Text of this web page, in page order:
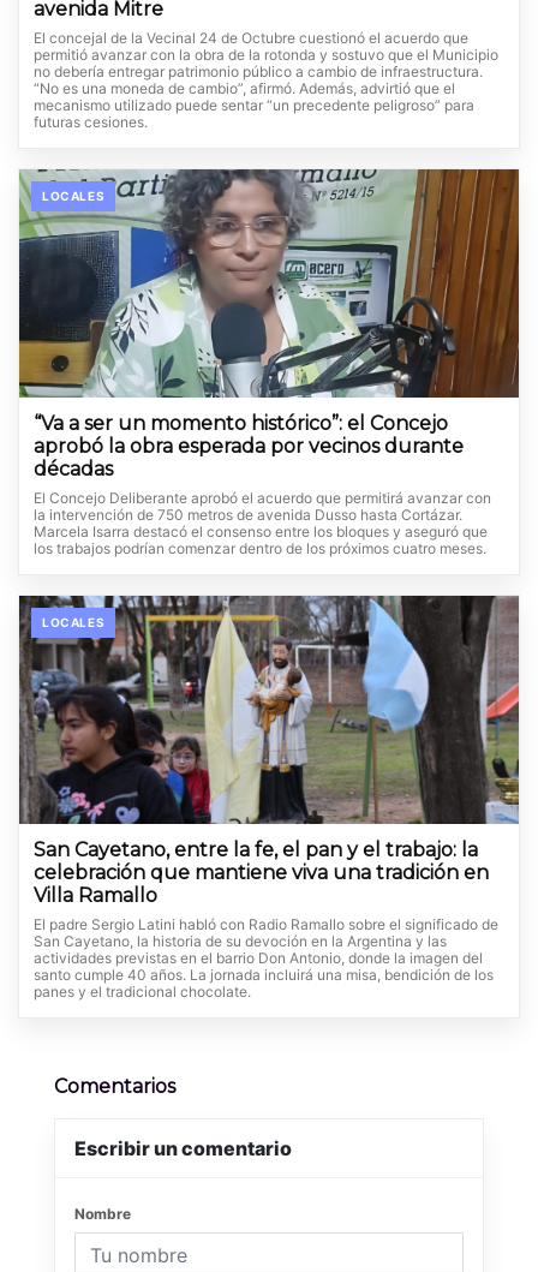
avenida Mitre
El concejal de la Vecinal 24 de Octubre cuestionó el acuerdo que
permitió avanzar con la obra de la rotonda y sostuvo que el Municipio
no debería entregar patrimonio público a cambio de infraestructura.
“No es una moneda de cambio”, afirmó. Además, advirtió que el
mecanismo utilizado puede sentar “un precedente peligroso” para
futuras cesiones.
LOCALES
“Va a ser un momento histórico”: el Concejo
aprobó la obra esperada por vecinos durante
décadas
El Concejo Deliberante aprobó el acuerdo que permitirá avanzar con
la intervención de 750 metros de avenida Dusso hasta Cortázar.
Marcela Isarra destacó el consenso entre los bloques y aseguró que
los trabajos podrían comenzar dentro de los próximos cuatro meses.
LOCALES
San Cayetano, entre la fe, el pan y el trabajo: la
celebración que mantiene viva una tradición en
Villa Ramallo
El padre Sergio Latini habló con Radio Ramallo sobre el significado de
San Cayetano, la historia de su devoción en la Argentina y las
actividades previstas en el barrio Don Antonio, donde la imagen del
santo cumple 40 años. La jornada incluirá una misa, bendición de los
panes y el tradicional chocolate.
Comentarios
Escribir un comentario
Nombre